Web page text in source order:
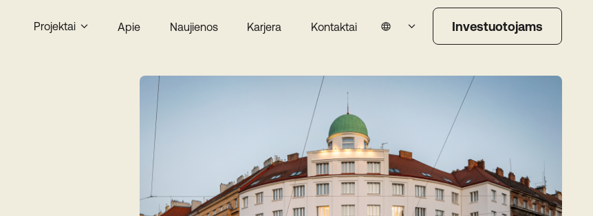
Projektai Apie Naujienos Karjera Kontaktai Investuotojams